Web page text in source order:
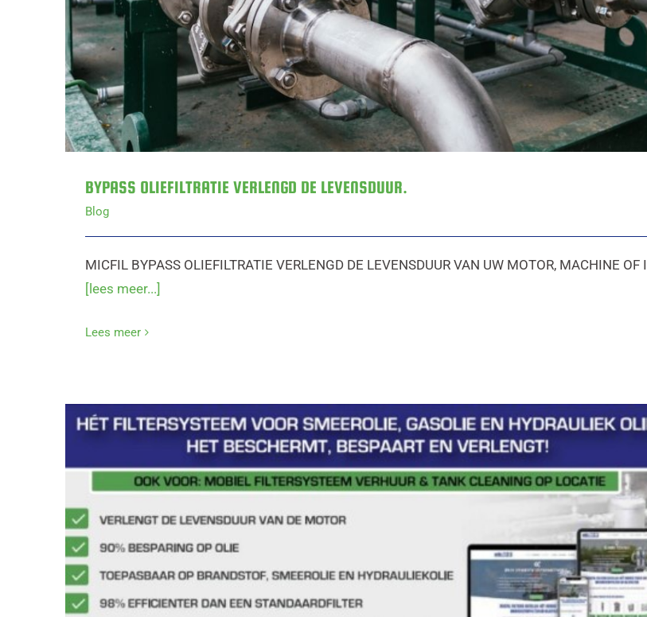
BYPASS OLIEFILTRATIE VERLENGD DE LEVENSDUUR.
Blog
MICFIL BYPASS OLIEFILTRATIE VERLENGD DE LEVENSDUUR VAN UW MOTOR, MACHINE OF I
[lees meer...]
Lees meer